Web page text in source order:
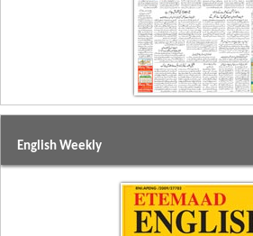
English Weekly